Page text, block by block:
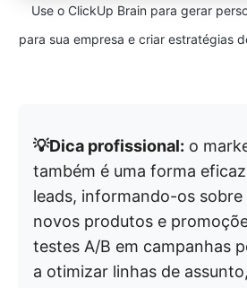
Use o ClickUp Brain para gerar
para sua empresa e criar estratégias
💡Dica profissional: o
também é uma forma
leads, informando-os
novos produtos e
testes A/B em campanhas
a otimizar linhas de